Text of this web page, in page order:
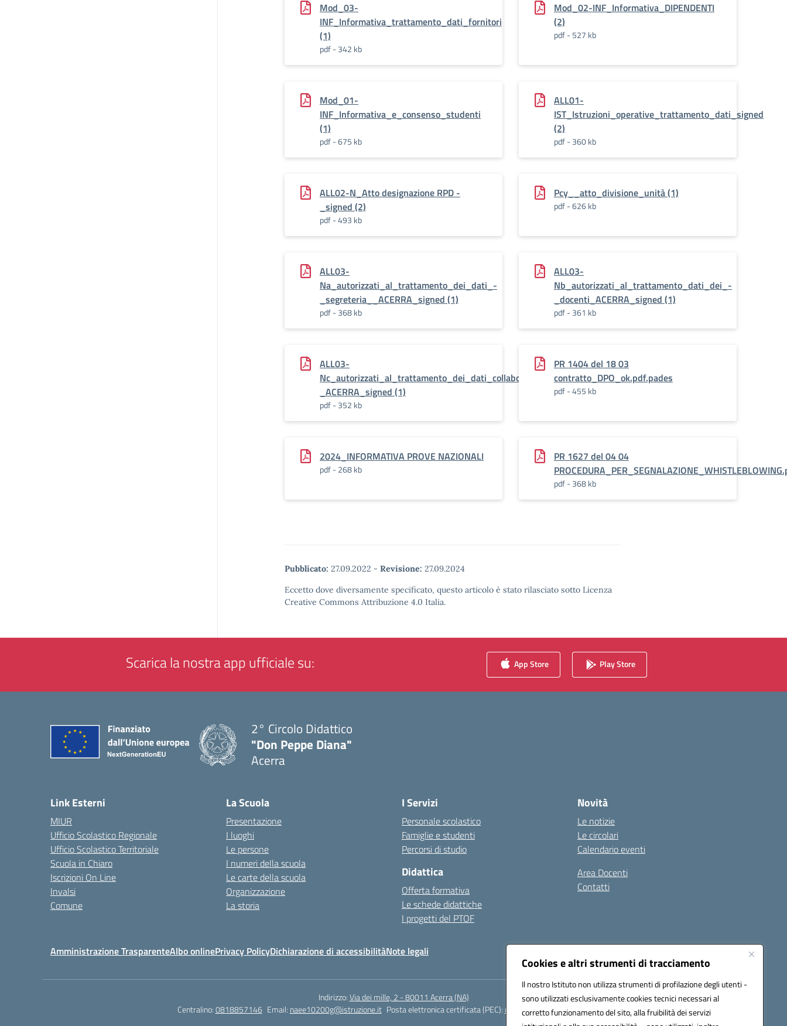
Cookies e altri strumenti di tracciamento
Il nostro Istituto non utilizza strumenti di profilazione degli utenti -
sono utilizzati esclusivamente cookies tecnici necessari al
corretto funzionamento del sito, alla fruibilità dei servizi
Mod_03-
INF_Informativa_trattamento_dati_fornitori
(1)
pdf - 342 kb
Mod_02-INF_Informativa_DIPENDENTI
(2)
pdf - 527 kb
Mod_01-
INF_Informativa_e_consenso_studenti
(1)
pdf - 675 kb
ALL01-
IST_Istruzioni_operative_trattamento_dati_signed
(2)
pdf - 360 kb
ALL02-N_Atto designazione RPD -
_signed (2)
pdf - 493 kb
Pcy__atto_divisione_unità (1)
pdf - 626 kb
ALL03-
Na_autorizzati_al_trattamento_dei_dati_-
_segreteria__ACERRA_signed (1)
pdf - 368 kb
ALL03-
Nb_autorizzati_al_trattamento_dati_dei_-
_docenti_ACERRA_signed (1)
pdf - 361 kb
ALL03-
Nc_autorizzati_al_trattamento_dei_dati_collaboratori_scolastici_-
_ACERRA_signed (1)
pdf - 352 kb
PR 1404 del 18 03
contratto_DPO_ok.pdf.pades
pdf - 455 kb
2024_INFORMATIVA PROVE NAZIONALI
pdf - 268 kb
PR 1627 del 04 04
pdf - 368 kb
Pubblicato: 27.09.2022 - Revisione: 27.09.2024
Eccetto dove diversamente specificato, questo articolo è stato rilasciato sotto Licenza
Creative Commons Attribuzione 4.0 Italia.
Scarica la nostra app ufficiale su: App Store Play Store
2° Circolo Didattico
"Don Peppe Diana"
Acerra
Link Esterni
MIUR
Ufficio Scolastico Regionale
Ufficio Scolastico Territoriale
Scuola in Chiaro
Iscrizioni On Line
Invalsi
Comune
La Scuola
Presentazione
I luoghi
Le persone
I numeri della scuola
Le carte della scuola
Organizzazione
La storia
I Servizi
Personale scolastico
Famiglie e studenti
Percorsi di studio
Didattica
Offerta formativa
Le schede didattiche
I progetti del PTOF
Novità
Le notizie
Le circolari
Calendario eventi
Area Docenti
Contatti
Amministrazione TrasparenteAlbo onlinePrivacy PolicyDichiarazione di accessibilitàNote legali Seguici su:
Indirizzo:Via dei mille, 2 - 80011 Acerra (NA)
Centralino:0818857146 Email: naee10200g@istruzione.it Posta elettronica certificata (PEC): naee10200g@pec.istruzione.it